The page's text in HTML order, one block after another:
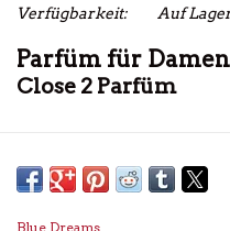
Verfügbarkeit:
Auf
Parfüm für
Close 2 Parfüm
Blue Dreams